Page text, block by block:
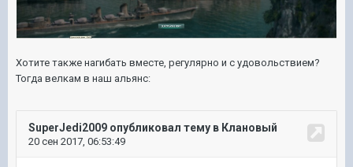
Хотите также нагибать вместе, регулярно и с удовольствием?
Тогда велкам в наш альянс: